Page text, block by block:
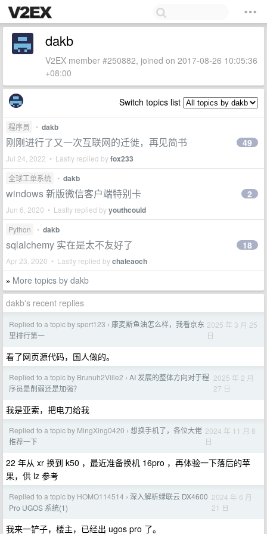
dakb
V2EX member #250882, joined on 2017-08-26 10:05:36
+08:00
Switch topics list
程序员 • dakb
刚刚进行了又一次互联网的迁徙，再见简书
Jul 24, 2022 • Lastly replied byfox233
49
全球工单系统 • dakb
windows 新版微信客户端特别卡
Jun 6, 2020 • Lastly replied byyouthcould
2
Python • dakb
sqlalchemy 实在是太不友好了
Apr 23, 2020 • Lastly replied bychaleaoch
18
» More topics by dakb
dakb's recent replies
Replied to a topic by sport123 › 康麦斯鱼油怎么样，我看京东
里排行第一
2025 年 3 月 25
日
看了网页源代码，国人做的。
Replied to a topic by Brunuh2Ville2 › AI 发展的整体方向对于程
序员是削弱还是加强？
2025 年 2 月
27 日
我是亚索，把电刀给我
Replied to a topic by MingXing0420 › 想换手机了，各位大佬
推荐一下
2024 年 11 月 8
日
22 年从 xr 换到 k50 ，最近准备换机 16pro ，再体验一下落后的苹
果，供 lz 参考
Replied to a topic by HOMO114514 › 深入解析绿联云 DX4600
Pro UGOS 系统(1)
2024 年 6 月
21 日
我来一铲子，楼主，已经出 ugos pro 了。